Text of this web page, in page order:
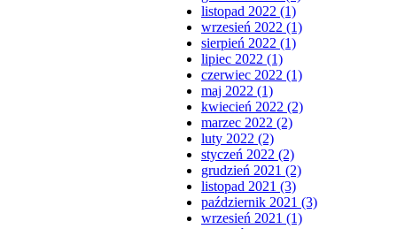
listopad 2022 (1)
wrzesień 2022 (1)
sierpień 2022 (1)
lipiec 2022 (1)
czerwiec 2022 (1)
maj 2022 (1)
kwiecień 2022 (2)
marzec 2022 (2)
luty 2022 (2)
styczeń 2022 (2)
grudzień 2021 (2)
listopad 2021 (3)
październik 2021 (3)
wrzesień 2021 (1)